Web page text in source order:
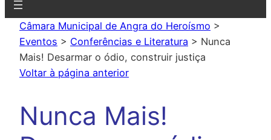
Câmara Municipal de Angra do Heroísmo >
Eventos > Conferências e Literatura > Nunca
Mais! Desarmar o ódio, construir justiça
Voltar à página anterior
Nunca Mais!